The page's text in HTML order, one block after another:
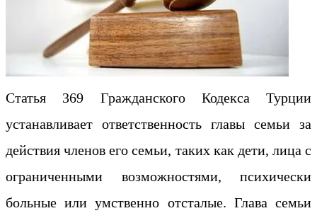
Статья 369 Гражданского Кодекса Турции
устанавливает ответственность главы семьи за
действия членов его семьи, таких как дети, лица с
ограниченными возможностями, психически
больные или умственно отсталые. Глава семьи